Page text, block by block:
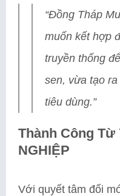
“Đồng Tháp
muốn kết hợp
truyền thống
sen, vừa tạo
tiêu dùng.”
Thành Công Từ
NGHIỆP
Với quyết tâm đổi